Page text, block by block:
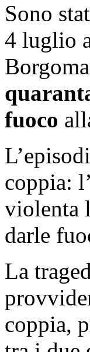
Sono
4 luglio
fuoco
coppia:
violenta
darle
La
coppia,